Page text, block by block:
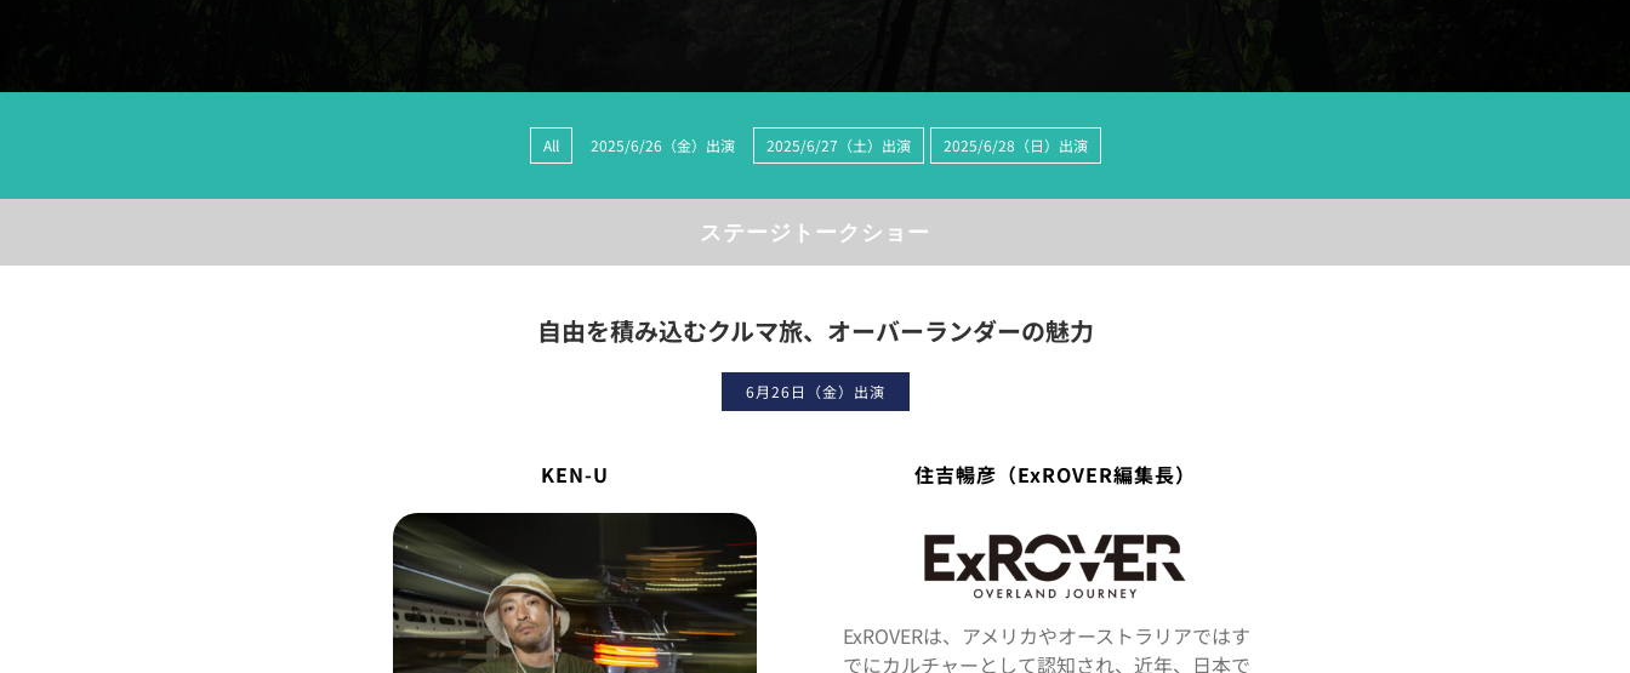
All 2025/6/26（金）出演 2025/6/27（土）出演 2025/6/28（日）出演
ステージトークショー
自由を積み込むクルマ旅、オーバーランダーの魅力
6月26日（金）出演
KEN-U 住吉暢彦（ExROVER編集長）
ExROVERは、アメリカやオーストラリアではす
でにカルチャーとして認知され、近年、日本で